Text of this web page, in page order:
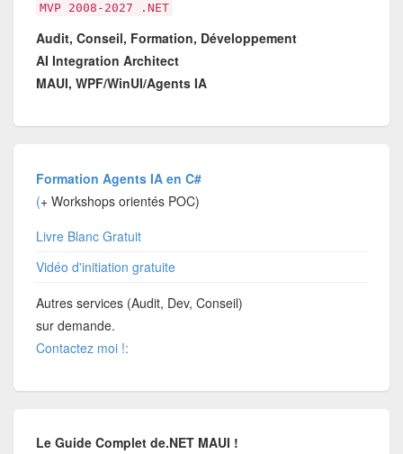
MVP 2008-2027 .NET
Audit, Conseil, Formation, Développement
AI Integration Architect
MAUI, WPF/WinUI/Agents IA
Formation Agents IA en C#
(+ Workshops orientés POC)
Livre Blanc Gratuit
Vidéo d'initiation gratuite
Autres services (Audit, Dev, Conseil)
sur demande.
Contactez moi !:
Le Guide Complet de.NET MAUI !